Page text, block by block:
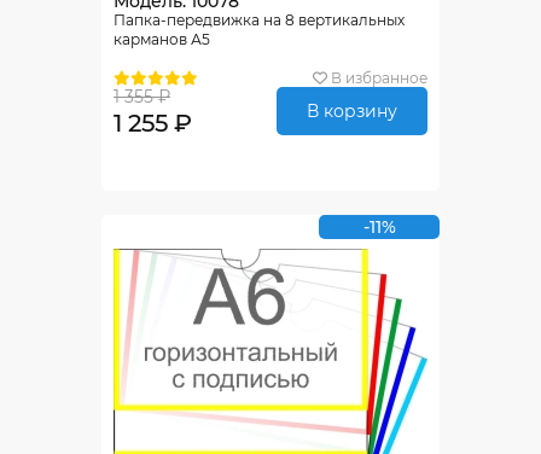
Папка-передвижка на 8 вертикальных
карманов А5
В избранное
1 355 ₽
1 255 ₽ В корзину
-11%